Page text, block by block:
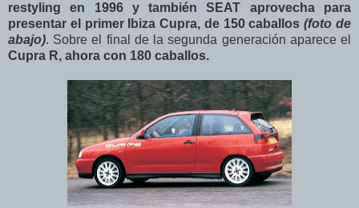
restyling en 1996 y también SEAT aprovecha para
presentar el primer Ibiza Cupra, de 150 caballos (foto de
abajo). Sobre el final de la segunda generación aparece el
Cupra R, ahora con 180 caballos.